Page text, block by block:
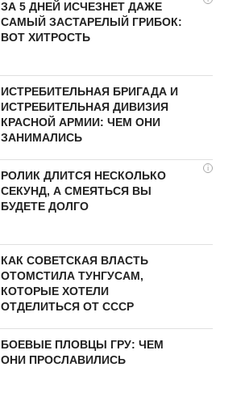
ЗА 5 ДНЕЙ ИСЧЕЗНЕТ ДАЖЕ
САМЫЙ ЗАСТАРЕЛЫЙ ГРИБОК:
ВОТ ХИТРОСТЬ
ИСТРЕБИТЕЛЬНАЯ БРИГАДА И
ИСТРЕБИТЕЛЬНАЯ ДИВИЗИЯ
КРАСНОЙ АРМИИ: ЧЕМ ОНИ
ЗАНИМАЛИСЬ
i
РОЛИК ДЛИТСЯ НЕСКОЛЬКО
СЕКУНД, А СМЕЯТЬСЯ ВЫ
БУДЕТЕ ДОЛГО
КАК СОВЕТСКАЯ ВЛАСТЬ
ОТОМСТИЛА ТУНГУCAМ,
КОТОРЫЕ ХОТЕЛИ
ОТДЕЛИТЬСЯ ОТ СССР
БОЕВЫЕ ПЛОВЦЫ ГРУ: ЧЕМ
ОНИ ПРОСЛАВИЛИСЬ